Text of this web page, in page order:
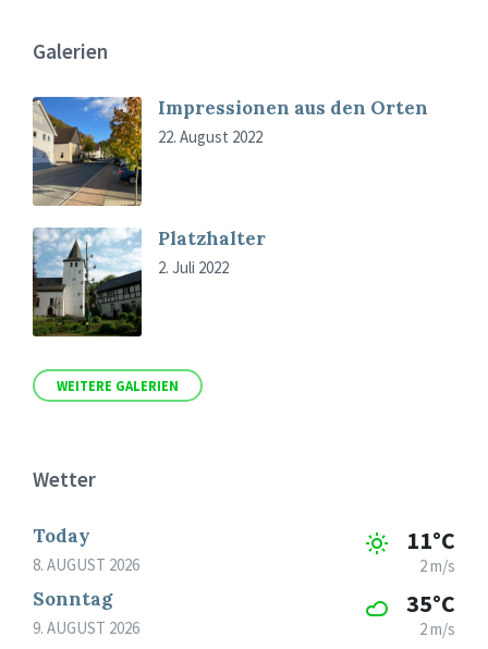
Galerien
Impressionen aus den Orten
22. August 2022
Platzhalter
2. Juli 2022
WEITERE GALERIEN
Wetter
Today
8. AUGUST 2026
11°C
2 m/s
Sonntag
9. AUGUST 2026
35°C
2 m/s